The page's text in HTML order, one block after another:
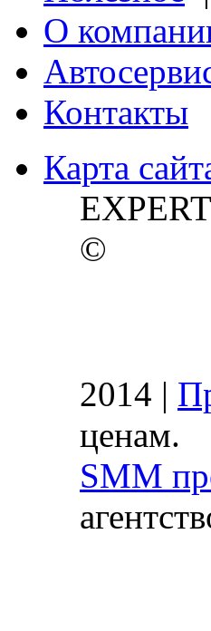
О
Контакты
Карта
©
2014 |
ценам.
SMM